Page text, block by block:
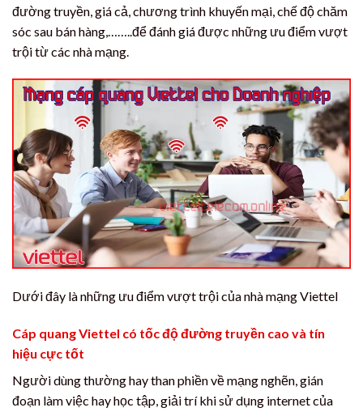
đường truyền, giá cả, chương trình khuyến mại, chế độ chăm
sóc sau bán hàng,……..để đánh giá được những ưu điểm vượt
trội từ các nhà mạng.
Dưới đây là những ưu điểm vượt trội của nhà mạng Viettel
Cáp quang Viettel có tốc độ đường truyền cao và tín
hiệu cực tốt
Người dùng thường hay than phiền về mạng nghẽn, gián
đoạn làm việc hay học tập, giải trí khi sử dụng internet của